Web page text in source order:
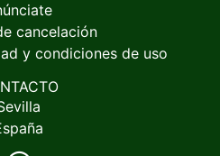
cancelación
y condiciones de uso